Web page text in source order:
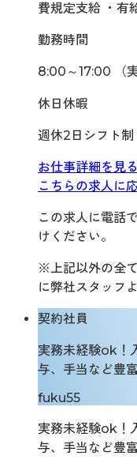
費規定支給 ・有
勤務時間
8:00～17:00 （
休日休暇
週休2日シフト制
お仕事詳細を見る
こちらの求人に
この求人に電話
けください。
※上記以外の全
に弊社スタッフ
契約社員
実務未経験ok！
与、手当など豊
fuku55
実務未経験ok！
与、手当など豊